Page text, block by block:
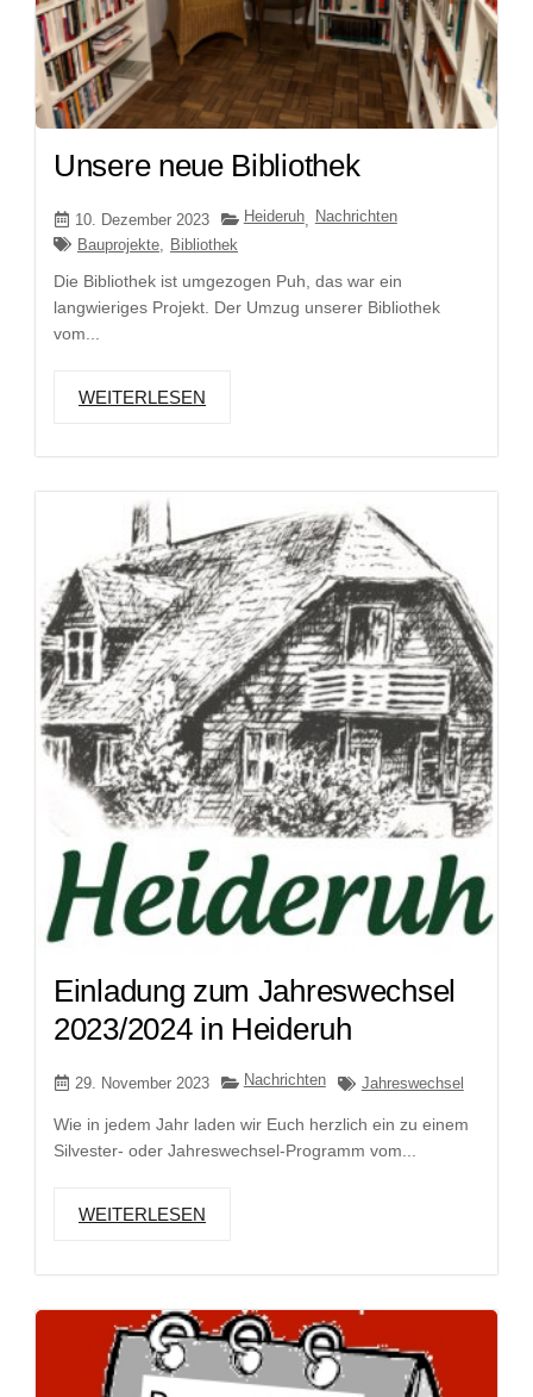
Unsere neue Bibliothek
10. Dezember 2023 Heideruh,
Nachrichten
Bauprojekte
Bibliothek
Die Bibliothek ist umgezogen Puh, das war ein
langwieriges Projekt. Der Umzug unserer Bibliothek
vom...
WEITERLESEN
Einladung zum Jahreswechsel
2023/2024 in Heideruh
29. November 2023 Nachrichten Jahreswechsel
Wie in jedem Jahr laden wir Euch herzlich ein zu einem
Silvester- oder Jahreswechsel-Programm vom...
WEITERLESEN